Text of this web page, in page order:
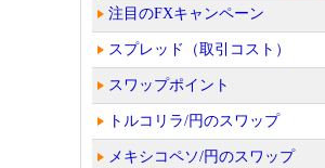
注目のFXキャンペーン
スプレッド（取引コスト）
スワップポイント
トルコリラ/円のスワップ
メキシコペソ/円のスワップ